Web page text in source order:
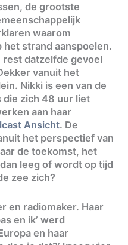
de grootste
waarom
het strand aanspoelen.
rest datzelfde gevoel
vanuit het
Nikki is een van de
die zich 48 uur liet
aan haar
Ansicht. De
het perspectief van
de toekomst, het
leeg of wordt op tijd
zee zich?
en radiomaker. Haar
en ik’ werd
en haar